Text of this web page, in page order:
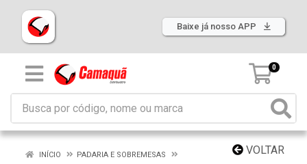
Baixe já nosso APP
0
VOLTAR
INÍCIO
PADARIA E SOBREMESAS